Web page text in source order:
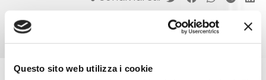
Questo sito web utilizza i cookie